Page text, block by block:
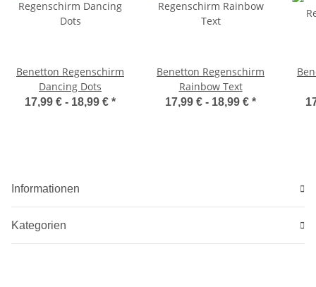
Benetton Regenschirm
Dancing Dots
17,99 € - 18,99 € *
Benetton Regenschirm
Rainbow Text
17,99 € - 18,99 € *
Informationen
Kategorien